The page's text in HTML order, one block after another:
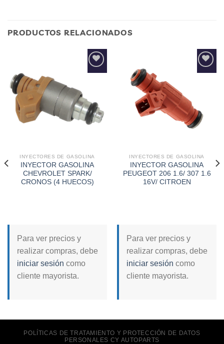
PRODUCTOS RELACIONADOS
wishlist
INYECTORES DE GASOLINA
INYECTOR GASOLINA
CHEVROLET SPARK/
CRONOS (4 HUECOS)
Para ver precios y
realizar compras, debe
iniciar sesión como
cliente mayorista.
INYECTORES DE GASOLINA
INYECTOR GASOLINA
PEUGEOT 206 1.6/ 307 1.6
16V/ CITROEN
Para ver precios y
realizar compras, debe
iniciar sesión como
cliente mayorista.
POLÍTICAS DE TRATAMIENTO Y PROTECCIÓN DE DATOS
PERSONALES CY AUTOPARTS